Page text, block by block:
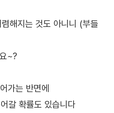
해지는 것도 아니니 (부들
~?
가는 반면에
갈 확률도 있습니다